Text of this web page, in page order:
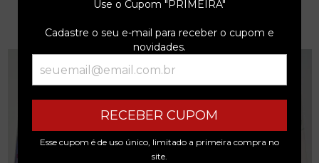
Use o Cupom "PRIMEIRA"
Cadastre o seu e-mail para receber o cupom e
novidades.
RECEBER CUPOM
Esse cupom é de uso único, limitado a primeira compra no
site.